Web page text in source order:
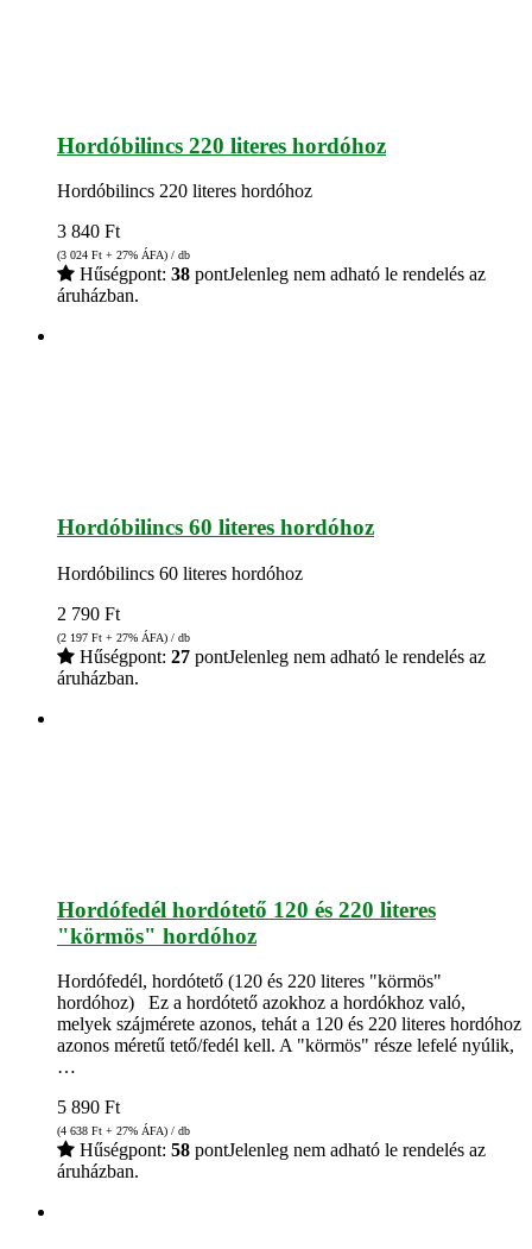
Hordóbilincs 220 literes hordóhoz
Hordóbilincs 220 literes hordóhoz
3 840 Ft
(3 024 Ft + 27% ÁFA) / db
Hűségpont: 38 pontJelenleg nem adható le rendelés az
áruházban.
Hordóbilincs 60 literes hordóhoz
Hordóbilincs 60 literes hordóhoz
2 790 Ft
(2 197 Ft + 27% ÁFA) / db
Hűségpont: 27 pontJelenleg nem adható le rendelés az
áruházban.
Hordófedél hordótető 120 és 220 literes
"körmös" hordóhoz
Hordófedél, hordótető (120 és 220 literes "körmös"
hordóhoz) Ez a hordótető azokhoz a hordókhoz való,
melyek szájmérete azonos, tehát a 120 és 220 literes hordóhoz
azonos méretű tető/fedél kell. A "körmös" része lefelé nyúlik,
…
5 890 Ft
(4 638 Ft + 27% ÁFA) / db
Hűségpont: 58 pontJelenleg nem adható le rendelés az
áruházban.